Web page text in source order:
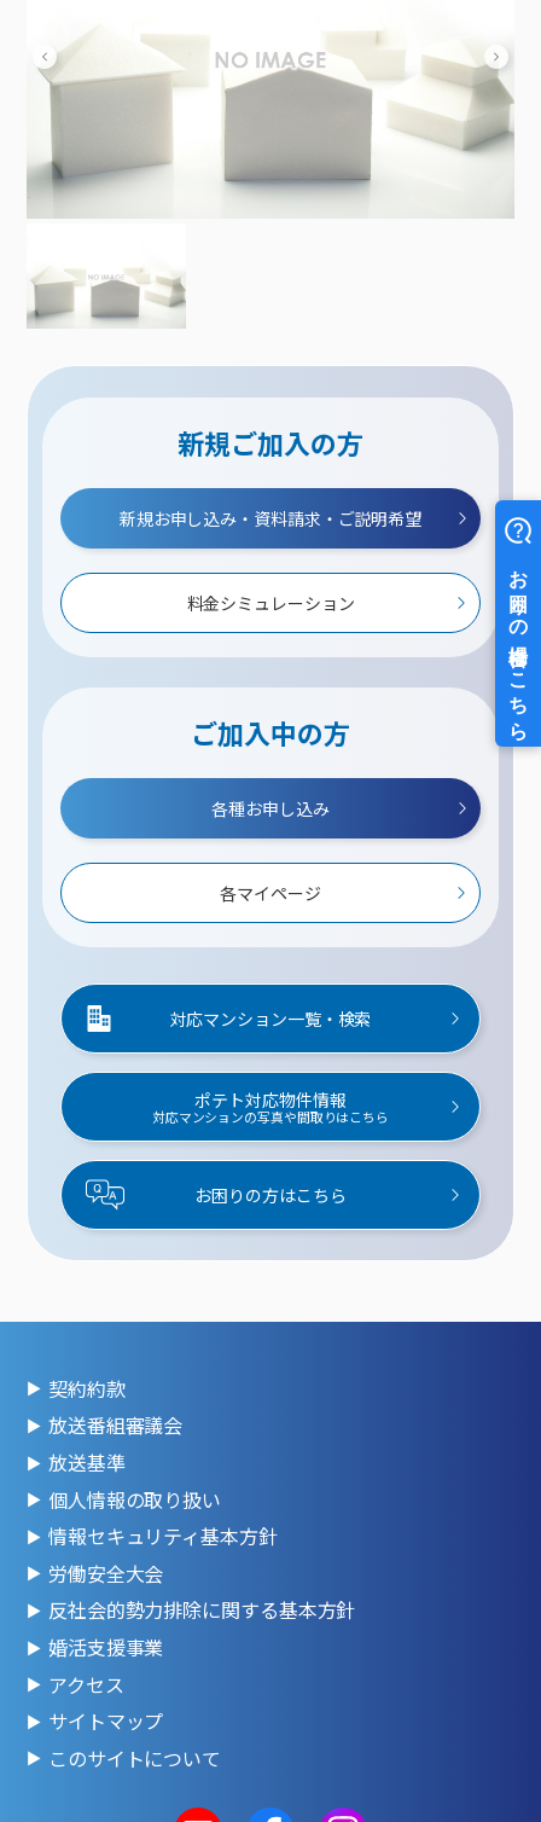
新規ご加入の方
新規お申し込み・資料請求・ご説明希望
料金シミュレーション
ご加入中の方
各種お申し込み
各マイページ
対応マンション一覧・検索
ポテト対応物件情報
対応マンションの写真や間取りはこちら
お困りの方はこちら
契約約款
放送番組審議会
放送基準
個人情報の取り扱い
情報セキュリティ基本方針
労働安全大会
反社会的勢力排除に関する基本方針
婚活支援事業
アクセス
サイトマップ
このサイトについて